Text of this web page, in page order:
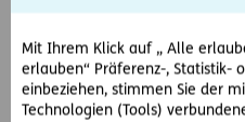
Mit Ihrem Klick auf „ Alle
erlauben“ Präferenz-, Statistik-
einbeziehen, stimmen Sie der
Technologien (Tools)
ERGO zur Einhaltung ihrer
verpflichtet. Sie müssen
ihren Organisationen